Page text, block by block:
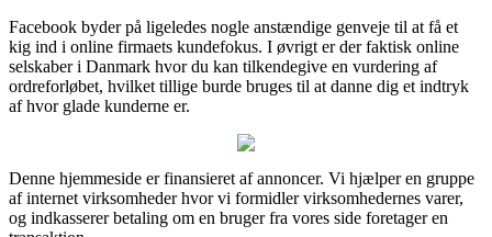
Facebook byder på ligeledes nogle anstændige genveje til at få et
kig ind i online firmaets kundefokus. I øvrigt er der faktisk online
selskaber i Danmark hvor du kan tilkendegive en vurdering af
ordreforløbet, hvilket tillige burde bruges til at danne dig et indtryk
af hvor glade kunderne er.
Denne hjemmeside er finansieret af annoncer. Vi hjælper en gruppe
af internet virksomheder hvor vi formidler virksomhedernes varer,
og indkasserer betaling om en bruger fra vores side foretager en